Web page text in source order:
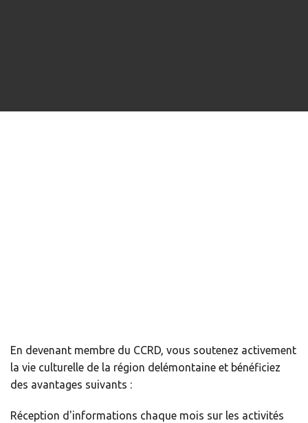
En devenant membre du CCRD, vous soutenez activement
la vie culturelle de la région delémontaine et bénéficiez
des avantages suivants :
Réception d'informations chaque mois sur les activités